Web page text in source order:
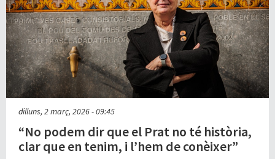
dilluns, 2 març, 2026 - 09:45
“No podem dir que el Prat no té història,
clar que en tenim, i l’hem de conèixer”